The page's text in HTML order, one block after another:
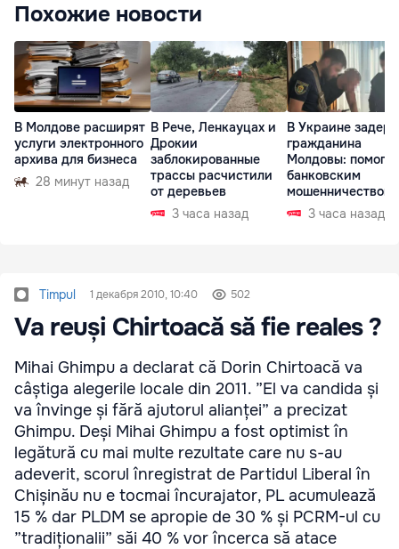
Похожие новости
В Молдове расширят
услуги электронного
архива для бизнеса
28 минут назад
В Рече, Ленкауцах и
Дрокии
заблокированные
трассы расчистили
от деревьев
3 часа назад
В Украине
гражданина
Молдовы:
банковским
мошенничеством
Чехии3 часа назад
Timpul 1 декабря 2010, 10:40 502
Va reuși Chirtoacă să fie reales ?
Mihai Ghimpu a declarat că Dorin Chirtoacă va
câștiga alegerile locale din 2011. ”El va candida și
va învinge și fără ajutorul alianței” a precizat
Ghimpu. Deși Mihai Ghimpu a fost optimist în
legătură cu mai multe rezultate care nu s-au
adeverit, scorul înregistrat de Partidul Liberal în
Chișinău nu e tocmai încurajator, PL acumulează
15 % dar PLDM se apropie de 30 % și PCRM-ul cu
”tradiționalii” săi 40 % vor încerca să atace